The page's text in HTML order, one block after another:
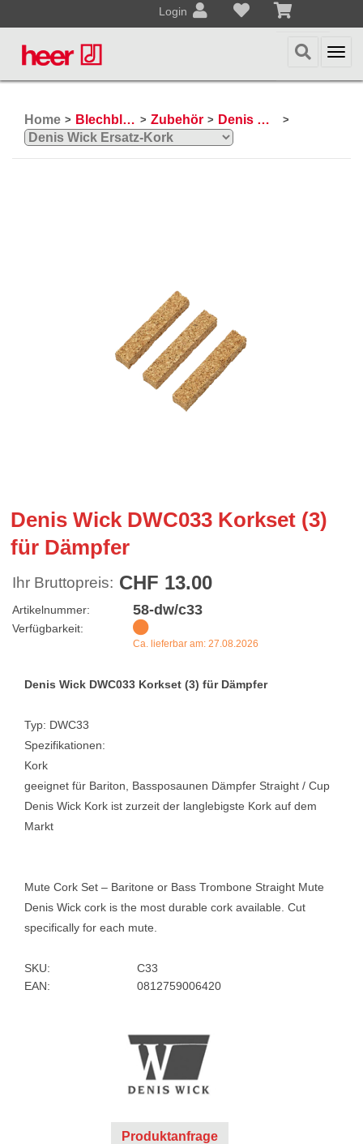
Login
Home > Blechblasinstrumente > Zubehör > Denis Wick >
Denis Wick DWC033 Korkset (3)
für Dämpfer
Ihr Bruttopreis: CHF 13.00
Artikelnummer: 58-dw/c33
Verfügbarkeit:
Ca. lieferbar am: 27.08.2026
Denis Wick DWC033 Korkset (3) für Dämpfer
Typ: DWC33
Spezifikationen:
Kork
geeignet für Bariton, Bassposaunen Dämpfer Straight / Cup
Denis Wick Kork ist zurzeit der langlebigste Kork auf dem
Markt
Mute Cork Set – Baritone or Bass Trombone Straight Mute
Denis Wick cork is the most durable cork available. Cut
specifically for each mute.
SKU:
C33
EAN:
0812759006420
Produktanfrage